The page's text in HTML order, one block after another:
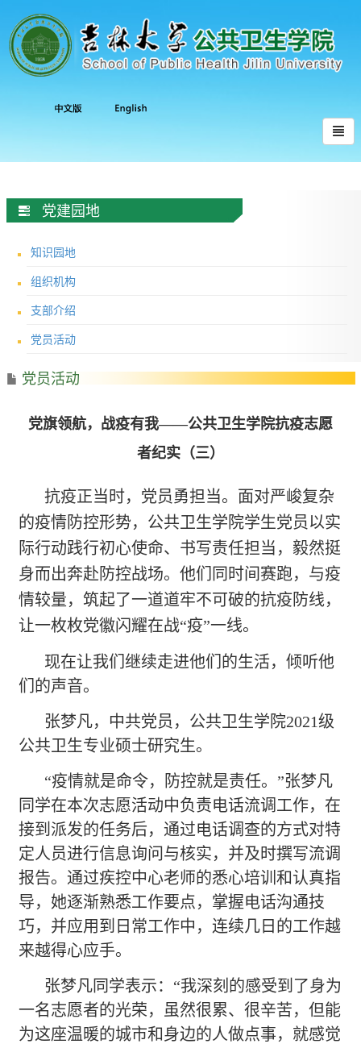
党建园地
知识园地
组织机构
支部介绍
党员活动
党员活动
党旗领航，战疫有我——公共卫生学院抗疫志愿
者纪实（三）
抗疫正当时，党员勇担当。面对严峻复杂
的疫情防控形势，公共卫生学院学生党员以实
际行动践行初心使命、书写责任担当，毅然挺
身而出奔赴防控战场。他们同时间赛跑，与疫
情较量，筑起了一道道牢不可破的抗疫防线，
让一枚枚党徽闪耀在战“疫”一线。
现在让我们继续走进他们的生活，倾听他
们的声音。
张梦凡，中共党员，公共卫生学院2021级
公共卫生专业硕士研究生。
“疫情就是命令，防控就是责任。”张梦凡
同学在本次志愿活动中负责电话流调工作，在
接到派发的任务后，通过电话调查的方式对特
定人员进行信息询问与核实，并及时撰写流调
报告。通过疾控中心老师的悉心培训和认真指
导，她逐渐熟悉工作要点，掌握电话沟通技
巧，并应用到日常工作中，连续几日的工作越
来越得心应手。
张梦凡同学表示： “我深刻的感受到了身为
一名志愿者的光荣，虽然很累、很辛苦，但能
为这座温暖的城市和身边的人做点事，就感觉